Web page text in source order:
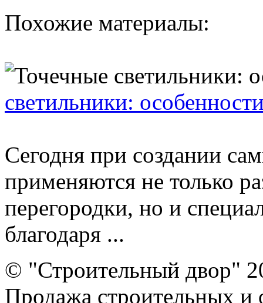
Похожие материалы:
светильники:
Сегодня при создании
применяются не только
перегородки, но и
благодаря ...
© "Строительный двор"
Продажа строительных и